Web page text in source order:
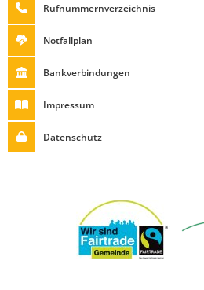
Rufnummernverzeichnis
Notfallplan
Bankverbindungen
Impressum
Datenschutz